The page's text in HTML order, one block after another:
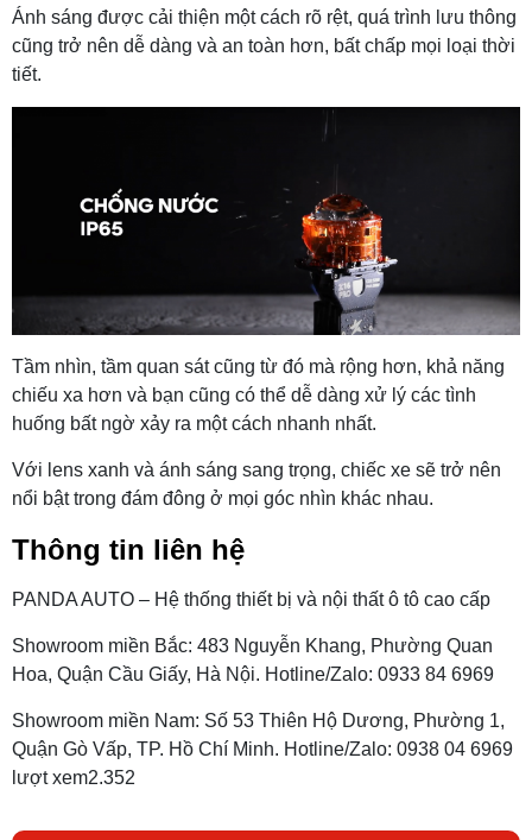
Ánh sáng được cải thiện một cách rõ rệt, quá trình lưu thông
cũng trở nên dễ dàng và an toàn hơn, bất chấp mọi loại thời
tiết.
Tầm nhìn, tầm quan sát cũng từ đó mà rộng hơn, khả năng
chiếu xa hơn và bạn cũng có thể dễ dàng xử lý các tình
huống bất ngờ xảy ra một cách nhanh nhất.
Với lens xanh và ánh sáng sang trọng, chiếc xe sẽ trở nên
nổi bật trong đám đông ở mọi góc nhìn khác nhau.
Thông tin liên hệ
PANDA AUTO – Hệ thống thiết bị và nội thất ô tô cao cấp
Showroom miền Bắc: 483 Nguyễn Khang, Phường Quan
Hoa, Quận Cầu Giấy, Hà Nội. Hotline/Zalo: 0933 84 6969
Showroom miền Nam: Số 53 Thiên Hộ Dương, Phường 1,
Quận Gò Vấp, TP. Hồ Chí Minh. Hotline/Zalo: 0938 04 6969
lượt xem2.352